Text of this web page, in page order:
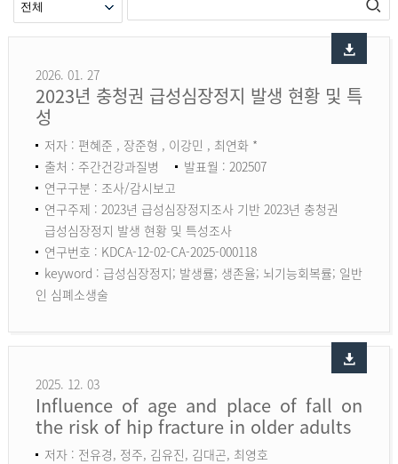
2026. 01. 27
2023년 충청권 급성심장정지 발생 현황 및 특
성
저자 : 편혜준 , 장준형 , 이강민 , 최연화 *
출처 : 주간건강과질병
발표월 : 202507
연구구분 : 조사/감시보고
연구주제 : 2023년 급성심장정지조사 기반 2023년 충청권
급성심장정지 발생 현황 및 특성조사
연구번호 : KDCA-12-02-CA-2025-000118
keyword : 급성심장정지; 발생률; 생존율; 뇌기능회복률; 일반
인 심폐소생술
2025. 12. 03
Influence of age and place of fall on
the risk of hip fracture in older adults
저자 : 전유경, 정주, 김유진, 김대곤, 최영호